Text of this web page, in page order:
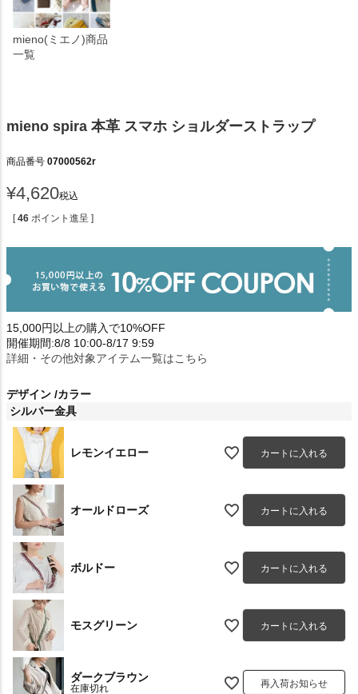
mieno(ミエノ)商品
一覧
mieno spira 本革 スマホ ショルダーストラップ
商品番号 07000562r
¥4,620税込
[ 46 ポイント進呈 ]
15,000円以上の購入で10%OFF
開催期間:8/8 10:00-8/17 9:59
詳細・その他対象アイテム一覧はこちら
デザイン カラー
シルバー金具
レモンイエロー カートに入れる
オールドローズ カートに入れる
ボルドー カートに入れる
モスグリーン カートに入れる
ダークブラウン
在庫切れ 再入荷お知らせ